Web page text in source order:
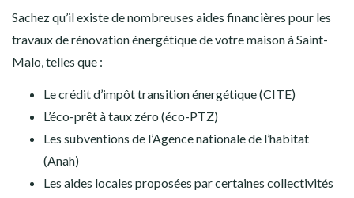
Sachez qu’il existe de nombreuses aides financières pour les
travaux de rénovation énergétique de votre maison à Saint-
Malo, telles que :
Le crédit d’impôt transition énergétique (CITE)
L’éco-prêt à taux zéro (éco-PTZ)
Les subventions de l’Agence nationale de l’habitat
(Anah)
Les aides locales proposées par certaines collectivités